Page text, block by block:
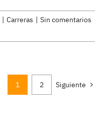
| Carreras | Sin comentarios
1 2 Siguiente